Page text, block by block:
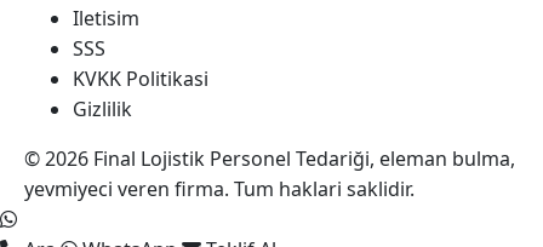
Iletisim
SSS
KVKK Politikasi
Gizlilik
© 2026 Final Lojistik Personel Tedariği, eleman bulma,
yevmiyeci veren firma. Tum haklari saklidir.